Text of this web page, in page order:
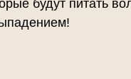
будут питать